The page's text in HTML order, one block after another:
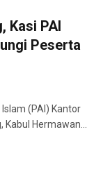
Kasi PAI
Peserta
(PAI) Kantor
Hermawan…